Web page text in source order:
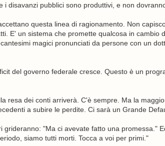
i disavanzi pubblici sono produttivi, e non
questa linea di ragionamento. Non
E' un sistema che promette qualcosa in cambio
magici pronunciati da persone con un
del governo federale cresce. Questo è un
resa dei conti arriverà. C'è sempre. Ma la
a subire le perdite. Ci sarà un Grande
grideranno: "Ma ci avevate fatto una promessa."
siamo tutti morti. Tocca a voi per primi."